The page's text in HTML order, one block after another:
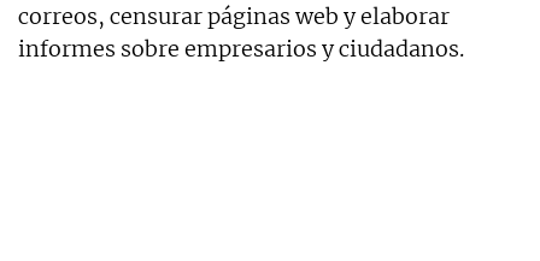
correos, censurar páginas web y elaborar
informes sobre empresarios y ciudadanos.